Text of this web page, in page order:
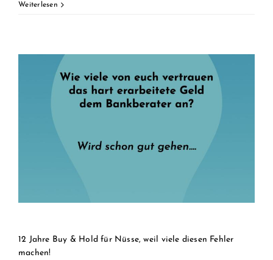
Weiterlesen
12 Jahre Buy & Hold für Nüsse, weil viele diesen Fehler
machen!